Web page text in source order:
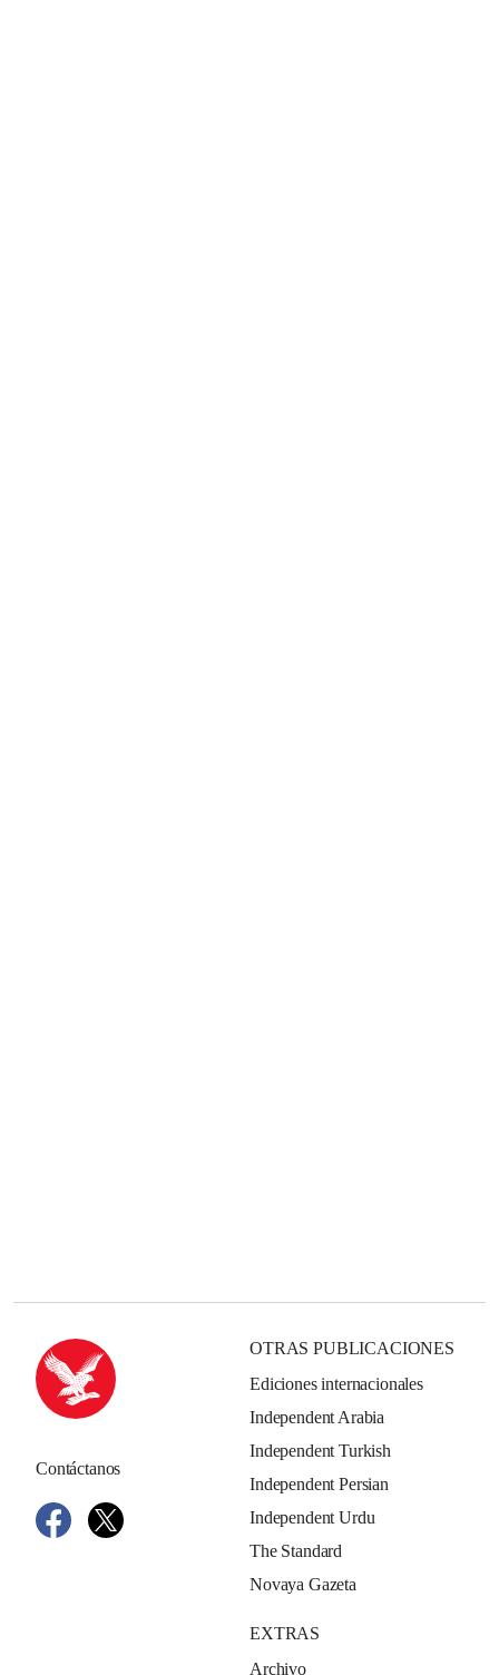
Contáctanos
OTRAS PUBLICACIONES
Ediciones internacionales
Independent Arabia
Independent Turkish
Independent Persian
Independent Urdu
The Standard
Novaya Gazeta
EXTRAS
Archivo